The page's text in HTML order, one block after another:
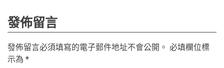
章
導
覽
發佈留言
發佈留言必須填寫的電子郵件地址不會公開。 必填欄位標
示為 *